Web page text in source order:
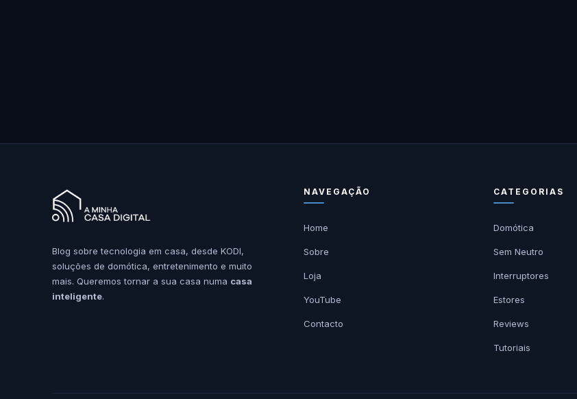
Blog sobre tecnologia em casa, desde KODI,
soluções de domótica, entretenimento e muito
mais. Queremos tornar a sua casa numa casa
inteligente.
NAVEGAÇÃO
Home
Sobre
Loja
YouTube
Contacto
CATEGORIAS
Domótica
Sem Neutro
Interruptores
Estores
Reviews
Tutoriais